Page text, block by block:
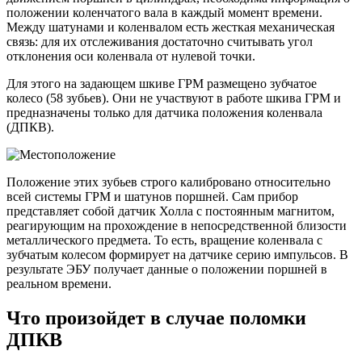
положении коленчатого вала в каждый момент времени.
Между шатунами и коленвалом есть жесткая механическая
связь: для их отслеживания достаточно считывать угол
отклонения оси коленвала от нулевой точки.
Для этого на задающем шкиве ГРМ размещено зубчатое
колесо (58 зубьев). Они не участвуют в работе шкива ГРМ и
предназначены только для датчика положения коленвала
(ДПКВ).
Положение этих зубьев строго калибровано относительно
всей системы ГРМ и шатунов поршней. Сам прибор
представляет собой датчик Холла с постоянным магнитом,
реагирующим на прохождение в непосредственной близости
металлического предмета. То есть, вращение коленвала с
зубчатым колесом формирует на датчике серию импульсов. В
результате ЭБУ получает данные о положении поршней в
реальном времени.
Что произойдет в случае поломки
ДПКВ